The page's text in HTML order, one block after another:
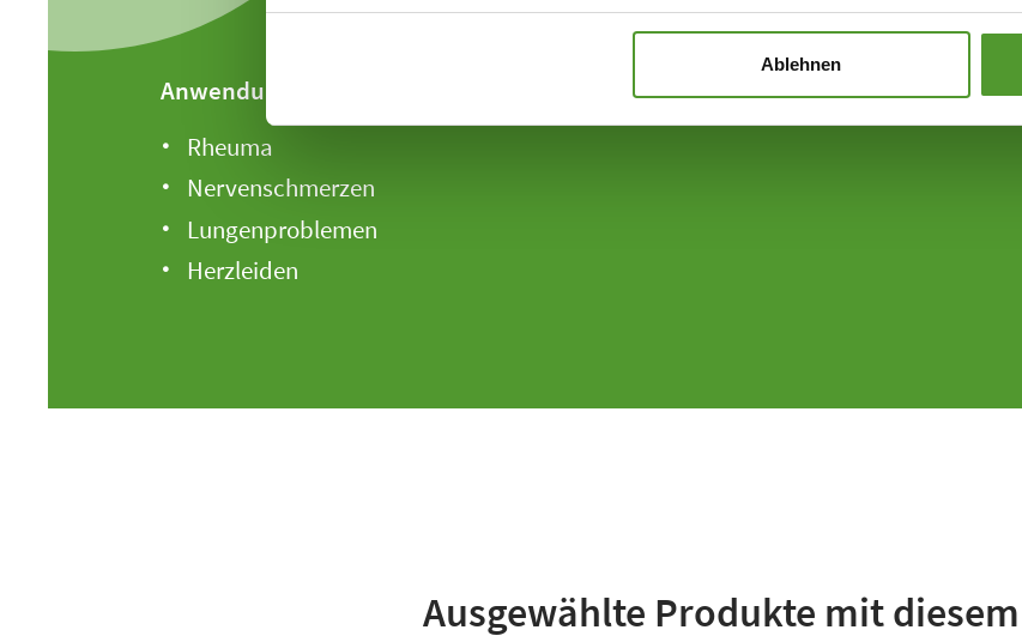
Ablehnen
Anwendung aus der Erfahrungsmedizin
Rheuma
Nervenschmerzen
Lungenproblemen
Herzleiden
Ausgewählte Produkte mit